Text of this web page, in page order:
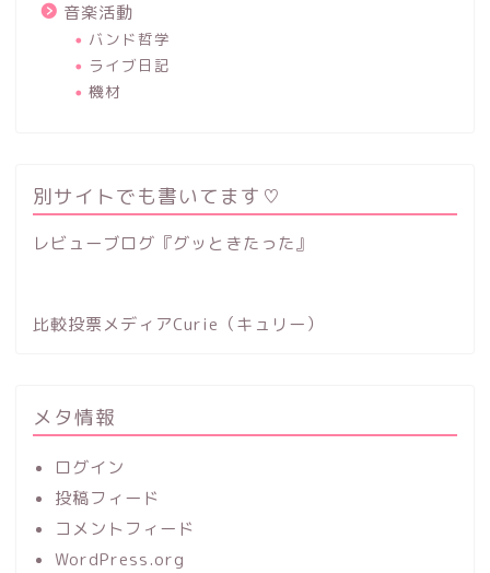
音楽活動
バンド哲学
ライブ日記
機材
別サイトでも書いてます♡
レビューブログ『グッときたった』
比較投票メディアCurie（キュリー）
メタ情報
ログイン
投稿フィード
コメントフィード
WordPress.org